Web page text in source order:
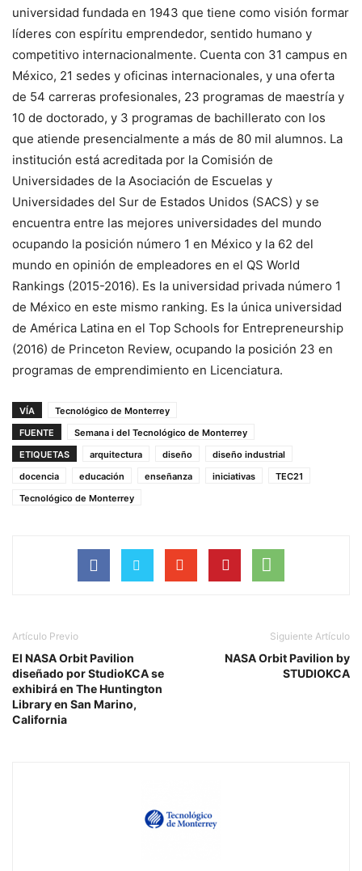
universidad fundada en 1943 que tiene como visión formar
líderes con espíritu emprendedor, sentido humano y
competitivo internacionalmente. Cuenta con 31 campus en
México, 21 sedes y oficinas internacionales, y una oferta
de 54 carreras profesionales, 23 programas de maestría y
10 de doctorado, y 3 programas de bachillerato con los
que atiende presencialmente a más de 80 mil alumnos. La
institución está acreditada por la Comisión de
Universidades de la Asociación de Escuelas y
Universidades del Sur de Estados Unidos (SACS) y se
encuentra entre las mejores universidades del mundo
ocupando la posición número 1 en México y la 62 del
mundo en opinión de empleadores en el QS World
Rankings (2015-2016). Es la universidad privada número 1
de México en este mismo ranking. Es la única universidad
de América Latina en el Top Schools for Entrepreneurship
(2016) de Princeton Review, ocupando la posición 23 en
programas de emprendimiento en Licenciatura.
VÍA
Tecnológico de Monterrey
FUENTE
Semana i del Tecnológico de Monterrey
ETIQUETAS
arquitectura diseño
diseño industrial
docencia
educación enseñanza iniciativas
TEC21
Tecnológico de Monterrey
Artículo Previo
El NASA Orbit Pavilion
diseñado por StudioKCA se
exhibirá en The Huntington
Library en San Marino,
California
Siguiente Artículo
NASA Orbit Pavilion by
STUDIOKCA